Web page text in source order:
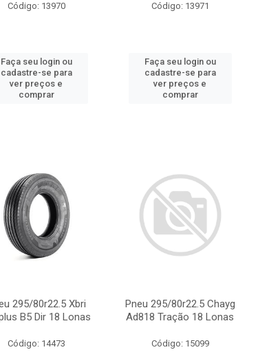
Código: 13970
Faça seu login ou
cadastre-se para
ver preços e
comprar
Código: 13971
Faça seu login ou
cadastre-se para
ver preços e
comprar
295/80r22.5 Xbri
B5 Dir 18 Lonas
Código: 14473
Pneu 295/80r22.5 Chayg
Ad818 Tração 18 Lonas
Código: 15099